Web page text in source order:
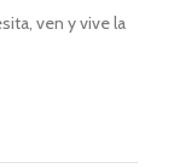
ven y vive la